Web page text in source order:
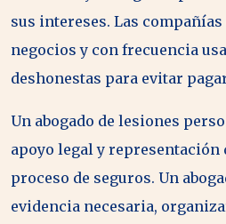
sus intereses. Las
negocios y con frecuencia
deshonestas para evitar
Un abogado de lesiones
apoyo legal y representación
proceso de seguros. Un
evidencia necesaria,